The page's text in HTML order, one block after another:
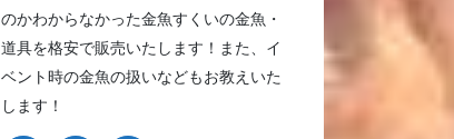
のかわからなかった金魚すくいの金魚・
道具を格安で販売いたします！また、イ
ベント時の金魚の扱いなどもお教えいた
します！